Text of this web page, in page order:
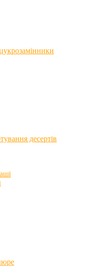
десертів